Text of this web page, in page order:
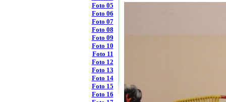
Foto 05
Foto 06
Foto 07
Foto 08
Foto 09
Foto 10
Foto 11
Foto 12
Foto 13
Foto 14
Foto 15
Foto 16